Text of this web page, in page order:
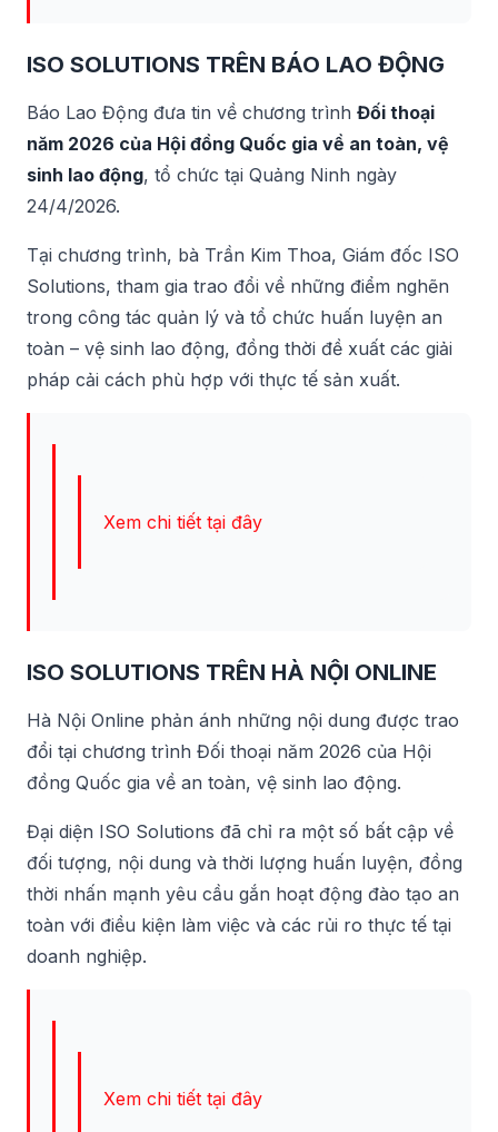
ISO SOLUTIONS TRÊN BÁO LAO ĐỘNG
Báo Lao Động đưa tin về chương trình Đối thoại
năm 2026 của Hội đồng Quốc gia về an toàn, vệ
sinh lao động, tổ chức tại Quảng Ninh ngày
24/4/2026.
Tại chương trình, bà Trần Kim Thoa, Giám đốc ISO
Solutions, tham gia trao đổi về những điểm nghẽn
trong công tác quản lý và tổ chức huấn luyện an
toàn – vệ sinh lao động, đồng thời đề xuất các giải
pháp cải cách phù hợp với thực tế sản xuất.
Xem chi tiết tại đây
ISO SOLUTIONS TRÊN HÀ NỘI ONLINE
Hà Nội Online phản ánh những nội dung được trao
đổi tại chương trình Đối thoại năm 2026 của Hội
đồng Quốc gia về an toàn, vệ sinh lao động.
Đại diện ISO Solutions đã chỉ ra một số bất cập về
đối tượng, nội dung và thời lượng huấn luyện, đồng
thời nhấn mạnh yêu cầu gắn hoạt động đào tạo an
toàn với điều kiện làm việc và các rủi ro thực tế tại
doanh nghiệp.
Xem chi tiết tại đây